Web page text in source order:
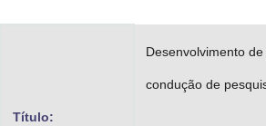
Título:
Desenvolvimento
condução de